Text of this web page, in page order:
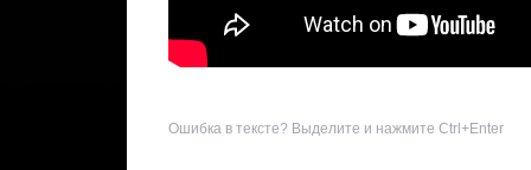
Ошибка в тексте? Выделите и нажмите Ctrl+Enter